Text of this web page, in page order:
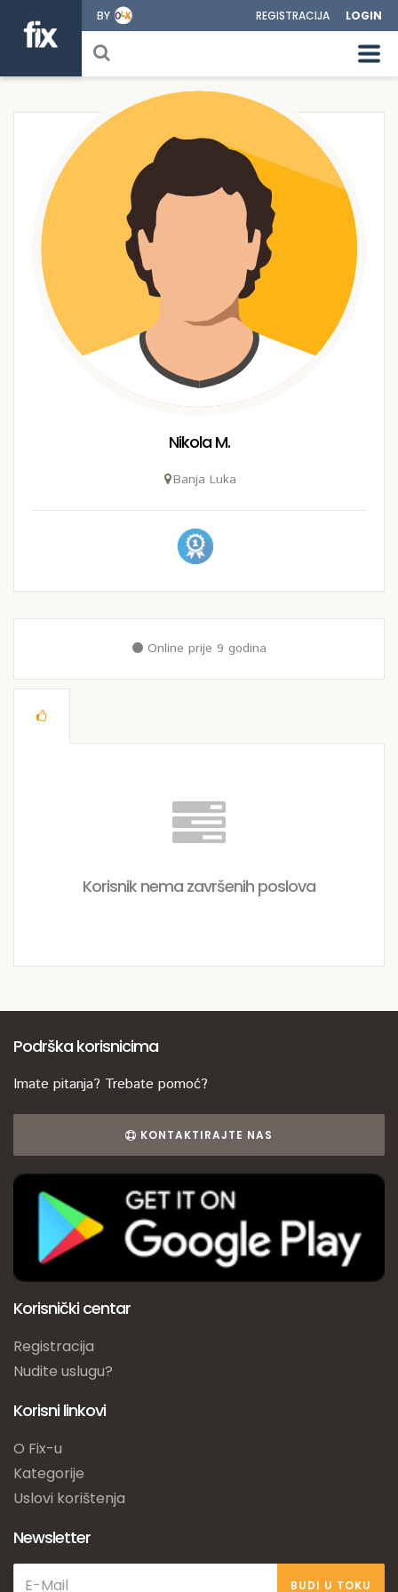
BY REGISTRACIJA LOGIN
Nikola M.
Banja Luka
Online prije 9 godina
Korisnik nema završenih poslova
Podrška korisnicima
Imate pitanja? Trebate pomoć?
KONTAKTIRAJTE NAS
Korisnički centar
Registracija
Nudite uslugu?
Korisni linkovi
O Fix-u
Kategorije
Uslovi korištenja
Newsletter
BUDI U TOKU